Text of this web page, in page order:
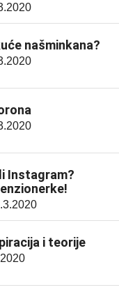
našminkana?
Instagram?
i teorije